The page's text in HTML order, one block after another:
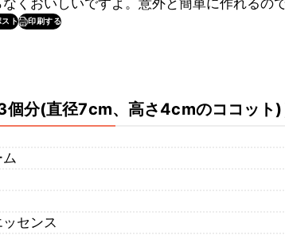
くおいしいですよ。意外と簡単に作れるの
スト 印刷する
個分(直径7cm、高さ4cmのココット)
センス